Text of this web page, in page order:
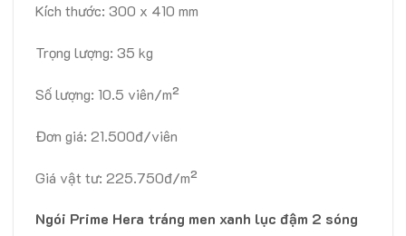
Kích thước: 300 x 410 mm
Trọng lượng: 35 kg
Số lượng: 10.5 viên/m²
Đơn giá: 21.500đ/viên
Giá vật tư: 225.750đ/m²
Ngói Prime Hera tráng men xanh lục đậm 2 sóng